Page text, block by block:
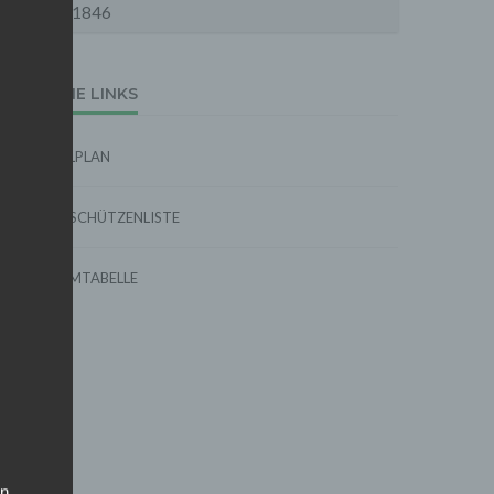
1846
EXTERNE LINKS
SPIELPLAN
TORSCHÜTZENLISTE
FORMTABELLE